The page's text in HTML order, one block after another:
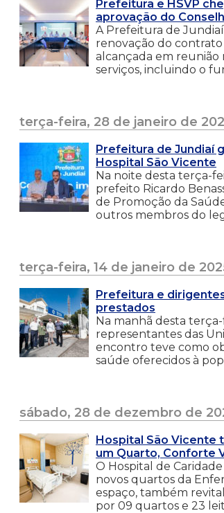
Prefeitura e HSVP
aprovação do
A Prefeitura de
renovação do
alcançada em reunião
serviços, incluindo o
terça-feira, 28 de janeiro de
Prefeitura de Jundiaí
Hospital São Vicente
Na noite desta terça-
prefeito Ricardo
de Promoção da
outros membros do
terça-feira, 14 de janeiro de
Prefeitura e
prestados
Na manhã desta
representantes das
encontro teve como
saúde oferecidos à
sábado, 28 de dezembro de
Hospital São Vicente
um Quarto, Conforte
O Hospital de
novos quartos da
espaço, também
por 09 quartos e 23